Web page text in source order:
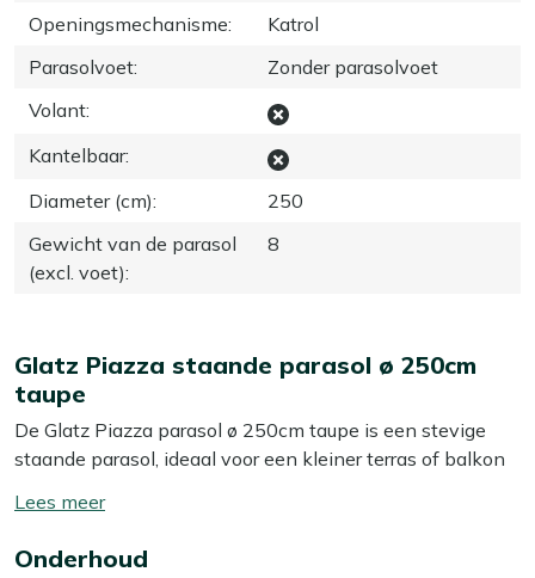
Openingsmechanisme:
Katrol
Parasolvoet:
Zonder parasolvoet
Volant:
Kantelbaar:
Diameter (cm):
250
Gewicht van de parasol
(excl. voet):
8
Glatz Piazza staande parasol ø 250cm
taupe
De Glatz Piazza parasol ø 250cm taupe is een stevige
staande parasol, ideaal voor een kleiner terras of balkon
doorsnede van 250 cm heb je genoeg schaduw voor je
parasol zelf veel ruimte inneemt. Het aluminium frame is
Toon/verberg
meer
Onderhoud